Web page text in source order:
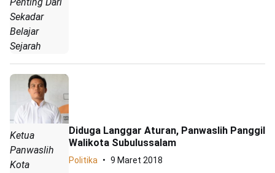
Penting Dari
Sekadar
Belajar
Sejarah
Ketua
Panwaslih
Kota
Diduga Langgar Aturan, Panwaslih Panggil
Walikota Subulussalam
Politika 9 Maret 2018